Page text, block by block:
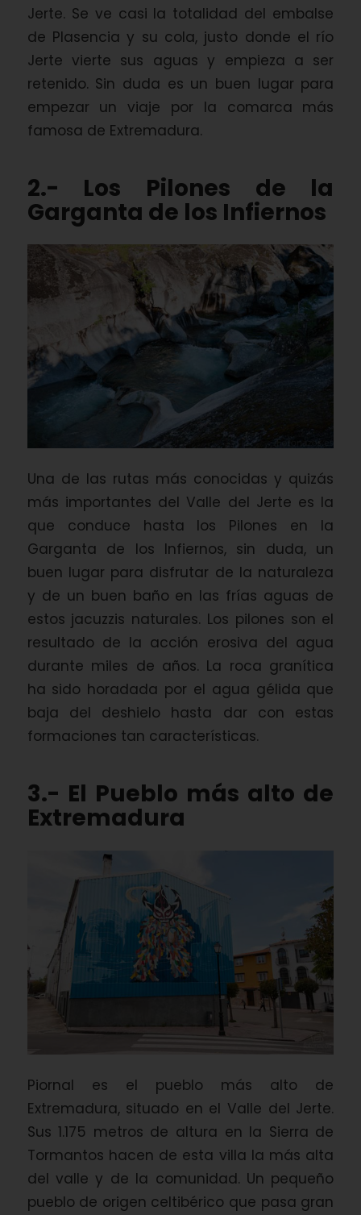
Jerte. Se ve casi la totalidad del embalse
de Plasencia y su cola, justo donde el río
Jerte vierte sus aguas y empieza a ser
retenido. Sin duda es un buen lugar para
empezar un viaje por la comarca más
famosa de Extremadura.
2.- Los Pilones de la
Garganta de los Infiernos
Una de las rutas más conocidas y quizás
más importantes del Valle del Jerte es la
que conduce hasta los Pilones en la
Garganta de los Infiernos, sin duda, un
buen lugar para disfrutar de la naturaleza
y de un buen baño en las frías aguas de
estos jacuzzis naturales. Los pilones son el
resultado de la acción erosiva del agua
durante miles de años. La roca granítica
ha sido horadada por el agua gélida que
baja del deshielo hasta dar con estas
formaciones tan características.
3.- El Pueblo más alto de
Extremadura
Piornal es el pueblo más alto de
Extremadura, situado en el Valle del Jerte.
Sus 1.175 metros de altura en la Sierra de
Tormantos hacen de esta villa la más alta
del valle y de la comunidad. Un pequeño
pueblo de origen celtibérico que pasa gran